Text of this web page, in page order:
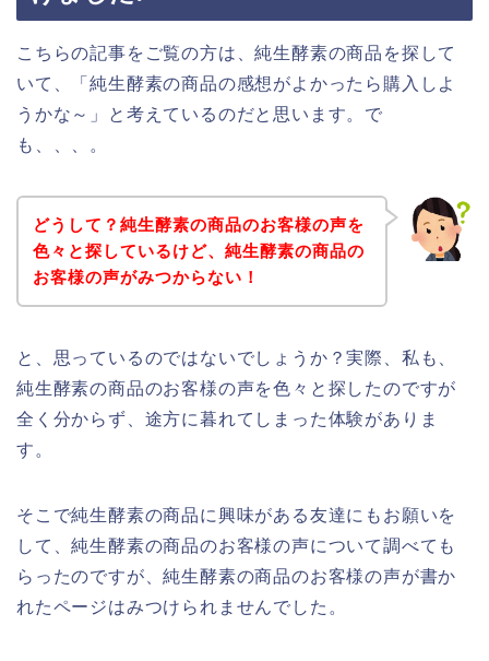
こちらの記事をご覧の方は、純生酵素の商品を探して
いて、「純生酵素の商品の感想がよかったら購入しよ
うかな～」と考えているのだと思います。で
も、、、。
どうして？純生酵素の商品のお客様の声を
色々と探しているけど、純生酵素の商品の
お客様の声がみつからない！
と、思っているのではないでしょうか？実際、私も、
純生酵素の商品のお客様の声を色々と探したのですが
全く分からず、途方に暮れてしまった体験がありま
す。
そこで純生酵素の商品に興味がある友達にもお願いを
して、純生酵素の商品のお客様の声について調べても
らったのですが、純生酵素の商品のお客様の声が書か
れたページはみつけられませんでした。